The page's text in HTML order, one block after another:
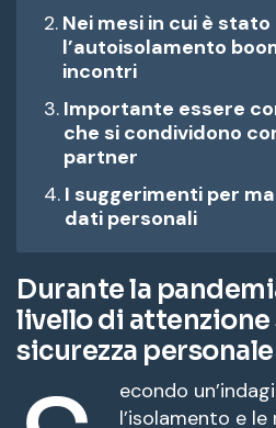
Nei mesi in cui è
l’autoisolamento
incontri
Importante essere
che si condividono
partner
I suggerimenti per
dati personali
Durante la
livello di attenzione
sicurezza personale
econdo
l’isolamento e